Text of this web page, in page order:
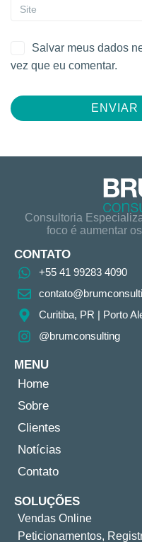
Salvar meus dados
vez que eu comentar.
Consultoria
foco é aumentar
CONTATO
+55 41 99283 4090
Curitiba, PR​ | Porto
@brumconsulting
MENU
Home
Sobre
Clientes
Notícias
Contato
SOLUÇÕES
Vendas Online
Peticionamentos,